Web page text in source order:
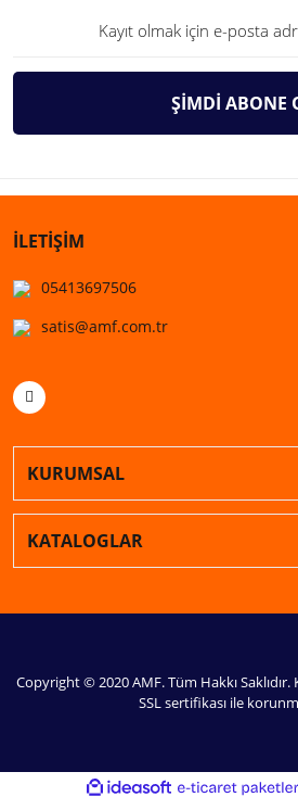
ŞİMDİ ABONE
İLETİŞİM
05413697506
satis@amf.com.tr
KURUMSAL
KATALOGLAR
Copyright © 2020 AMF. Tüm Hakkı
SSL sertifikası ile
ideasoft